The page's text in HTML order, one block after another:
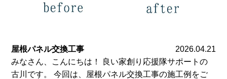
屋根パネル交換工事
2026.04.21
みなさん、こんにちは！ 良い家創り応援隊サポートの
古川です。 今回は、屋根パネル交換工事の施工例をご